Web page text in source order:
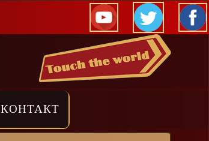
КОНТАКТ